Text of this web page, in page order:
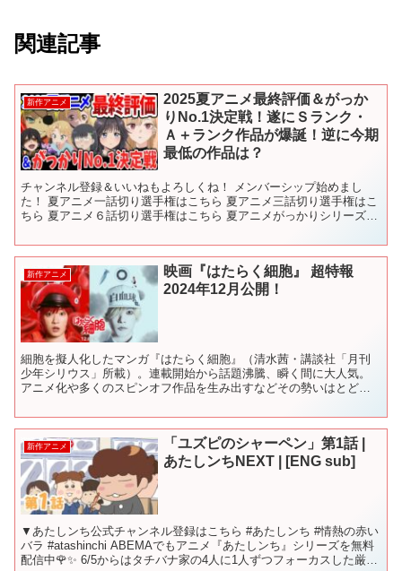
関連記事
新作アニメ
2025夏アニメ最終評価＆がっか
りNo.1決定戦！遂にＳランク・
Ａ＋ランク作品が爆誕！逆に今期
最低の作品は？
チャンネル登録＆いいねもよろしくね！ メンバーシップ始めまし
た！ 夏アニメ一話切り選手権はこちら 夏アニメ三話切り選手権はこ
ちら 夏アニメ６話切り選手権はこちら 夏アニメがっかりシリーズ
新作アニメ
映画『はたらく細胞』 超特報
2024年12月公開！
細胞を擬人化したマンガ『はたらく細胞』（清水茜・講談社「月刊
少年シリウス」所載）。連載開始から話題沸騰、瞬く間に大人気。
アニメ化や多くのスピンオフ作品を生み出すなどその勢いはとどま
新作アニメ
「ユズピのシャーペン」第1話 |
あたしンちNEXT | [ENG sub]
▼あたしンち公式チャンネル登録はこちら #あたしンち #情熱の赤い
バラ #atashinchi ABEMAでもアニメ『あたしンち』シリーズを無料
配信中🌹✨ 6/5からはタチバナ家の4人に1人ずつフォーカスした厳選